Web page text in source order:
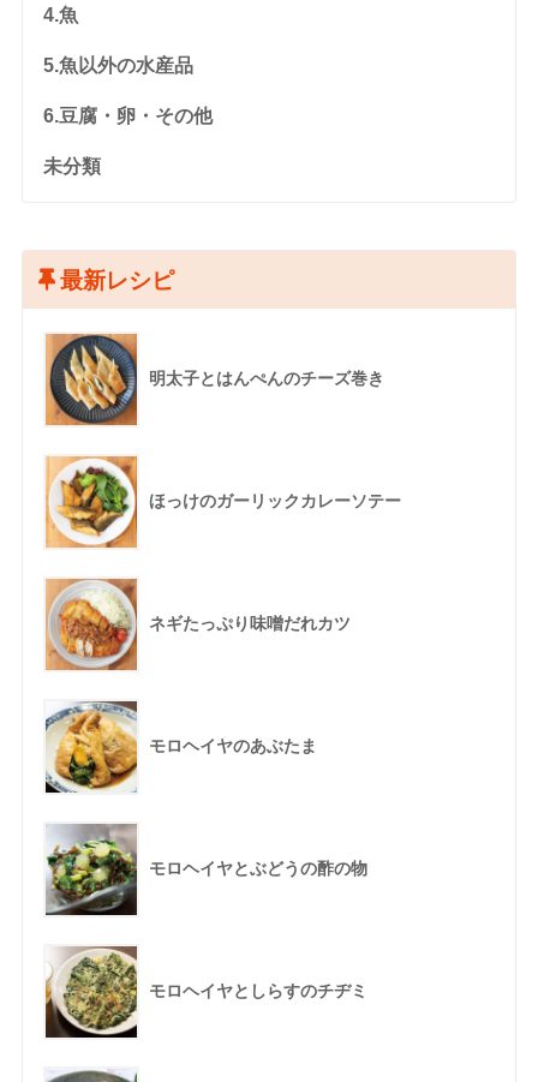
4.魚
5.魚以外の水産品
6.豆腐・卵・その他
未分類
最新レシピ
明太子とはんぺんのチーズ巻き
ほっけのガーリックカレーソテー
ネギたっぷり味噌だれカツ
モロヘイヤのあぶたま
モロヘイヤとぶどうの酢の物
モロヘイヤとしらすのチヂミ